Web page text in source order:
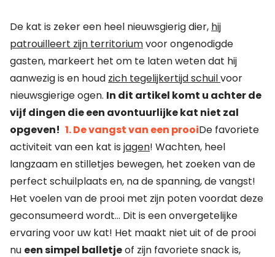
De kat is zeker een heel nieuwsgierig dier, hij
patrouilleert zijn territoriumvoor ongenodigde
gasten, markeert het om te laten weten dat hij
aanwezig is en houd zich tegelijkertijd schuilvoor
nieuwsgierige ogen. In dit artikel komt u achter de
vijf dingen die een avontuurlijke kat niet zal
opgeven! 1. De vangst van een prooiDe favoriete
activiteit van een kat is jagen! Wachten, heel
langzaam en stilletjes bewegen, het zoeken van de
perfect schuilplaats en, na de spanning, de vangst!
Het voelen van de prooi met zijn poten voordat deze
geconsumeerd wordt… Dit is een onvergetelijke
ervaring voor uw kat! Het maakt niet uit of de prooi
nu een simpel balletjeof zijn favoriete snack is,